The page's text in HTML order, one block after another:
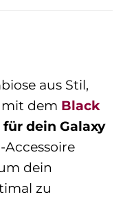
aus Stil,
dem Black
dein Galaxy
Accessoire
dein
zu